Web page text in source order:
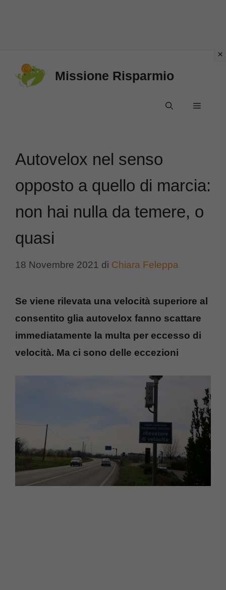
Missione Risparmio
Menu
Autovelox nel senso
opposto a quello di marcia:
non hai nulla da temere, o
quasi
18 Novembre 2021 di Chiara Feleppa
Se viene rilevata una velocità superiore al
consentito glia autovelox fanno scattare
immediatamente la multa per eccesso di
velocità. Ma ci sono delle eccezioni